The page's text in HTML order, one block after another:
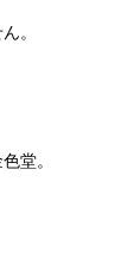
。
堂。